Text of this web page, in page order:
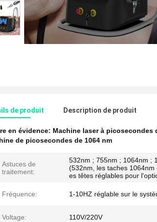
de produit Description de produit
en évidence: Machine laser à picosecondes
de picosecondes de 1064 nm
Astuces de
traitement:
532nm ; 755nm ; 1064nm ;
(532nm, les taches 1064nm
es têtes réglables pour
Fréquence: 1-10HZ réglable sur le
Voltage: 110V/220V